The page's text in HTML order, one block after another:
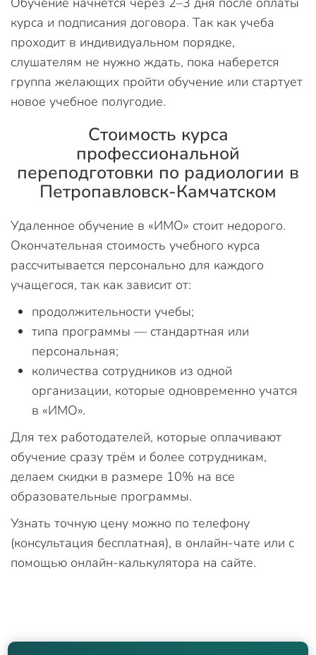
курса и подписания договора. Так как учеба
проходит в индивидуальном порядке,
слушателям не нужно ждать, пока наберется
группа желающих пройти обучение или стартует
новое учебное полугодие.
Стоимость курса
профессиональной
переподготовки по радиологии в
Петропавловск-Камчатском
Удаленное обучение в «ИМО» стоит недорого.
Окончательная стоимость учебного курса
рассчитывается персонально для каждого
учащегося, так как зависит от:
продолжительности учебы;
типа программы — стандартная или
персональная;
количества сотрудников из одной
организации, которые одновременно учатся
в «ИМО».
Для тех работодателей, которые оплачивают
обучение сразу трём и более сотрудникам,
делаем скидки в размере 10% на все
образовательные программы.
Узнать точную цену можно по телефону
(консультация бесплатная), в онлайн-чате или с
помощью онлайн-калькулятора на сайте.